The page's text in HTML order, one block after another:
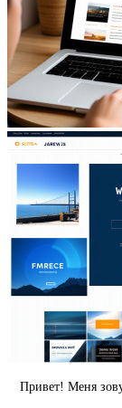
Привет! Меня